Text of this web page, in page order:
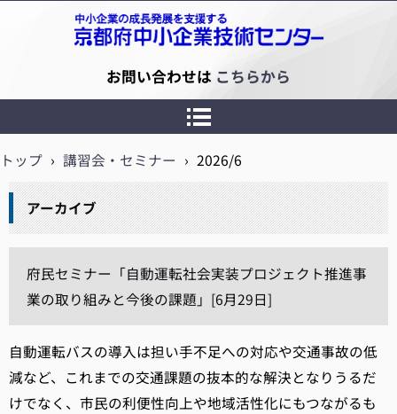
京都府中小企業技術センター
お問い合わせは こちらから
トップ › 講習会・セミナー › 2026/6
アーカイブ
府民セミナー「自動運転社会実装プロジェクト推進事
業の取り組みと今後の課題」[6月29日]
自動運転バスの導入は担い手不足への対応や交通事故の低
減など、これまでの交通課題の抜本的な解決となりうるだ
けでなく、市民の利便性向上や地域活性化にもつながるも